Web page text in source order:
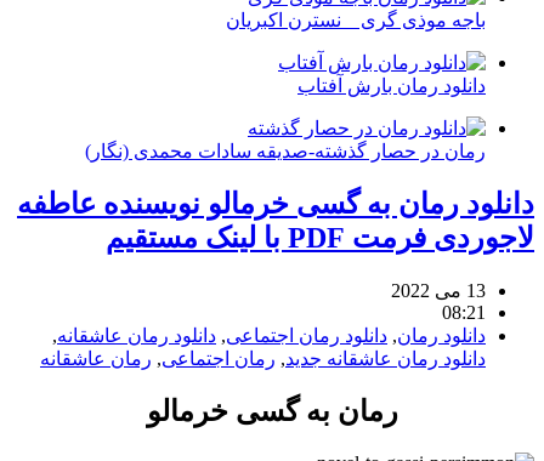
باجه موذی گری _ نسترن اکبریان
دانلود رمان بارش آفتاب
رمان در حصار گذشته-صدیقه سادات محمدی (نگار)
دانلود رمان به گسی خرمالو نویسنده عاطفه
لاجوردی فرمت PDF با لینک مستقیم
13 می 2022
08:21
دانلود رمان, دانلود رمان اجتماعی, دانلود رمان عاشقانه,
دانلود رمان عاشقانه جدید, رمان اجتماعی, رمان عاشقانه
رمان به گسی خرمالو